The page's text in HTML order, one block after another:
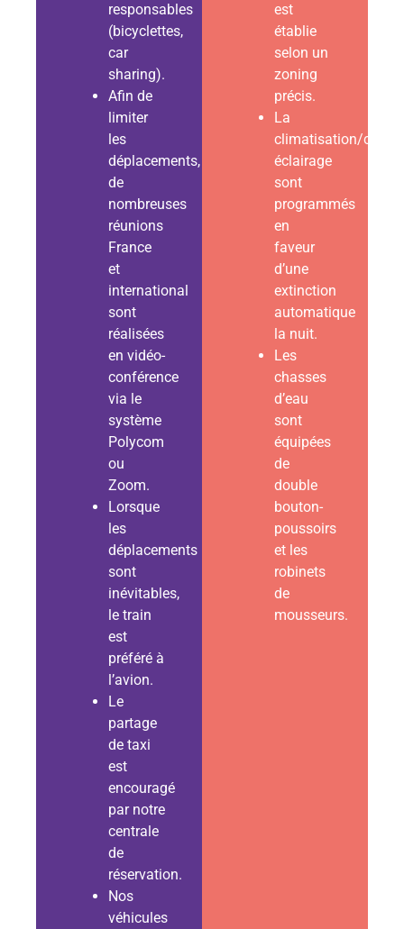
responsables
(bicyclettes,
car
sharing).
Afin de
limiter
les
déplacements,
de
nombreuses
réunions
France
et
international
sont
réalisées
en vidéo-
conférence
via le
système
Polycom
ou
Zoom.
Lorsque
les
déplacements
sont
inévitables,
le train
est
préféré à
l’avion.
Le
partage
de taxi
est
encouragé
par notre
centrale
de
réservation.
Nos
véhicules
est
établie
selon un
zoning
précis.
La
climatisation/
éclairage
sont
programmés
en
faveur
d’une
extinction
automatique
la nuit.
Les
chasses
d’eau
sont
équipées
de
double
bouton-
poussoirs
et les
robinets
de
mousseurs.